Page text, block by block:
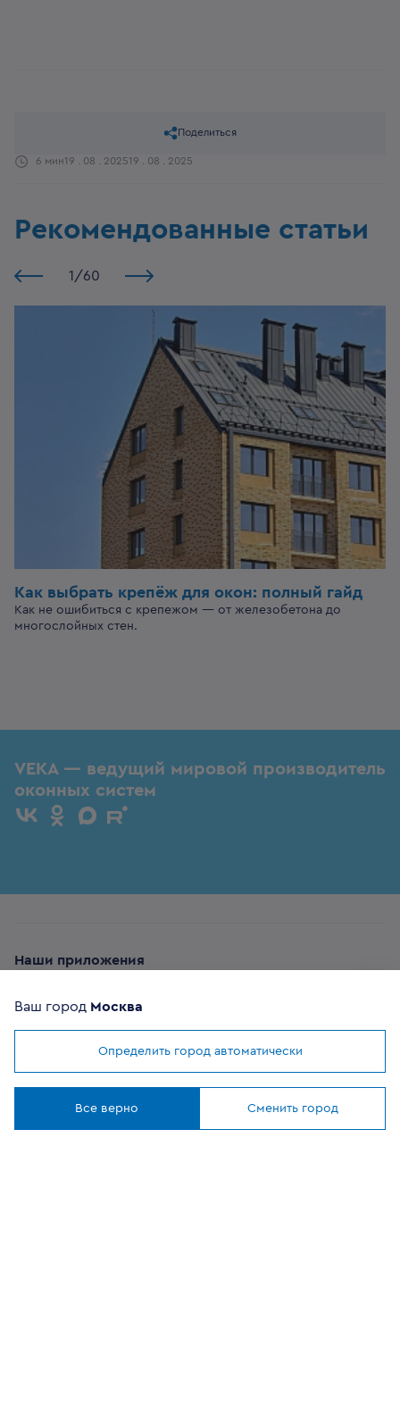
6 мин19 . 08 . 202519 . 08 . 2025
Поделиться
Рекомендованные статьи
1 /60
Как выбрать крепёж для окон: полный гайд
Как не ошибиться с крепежом — от железобетона до
многослойных стен.
Мы используем cookies
VEKA — ведущий мировой производитель
оконных систем
Наши приложения
Ваш город Москва
Определить город автоматически
Все верно Сменить город